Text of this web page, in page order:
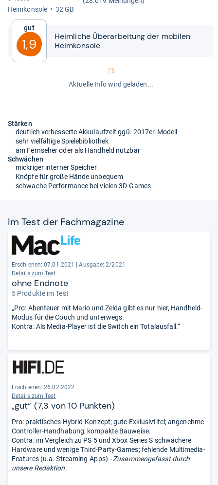
Heim­kon­sole
32 GB
Gut
1,9
Heim­li­che Über­ar­bei­tung der mobi­len
Heim­kon­sole
Aktuelle Info wird geladen...
Stärken
deutlich verbesserte Akkulaufzeit ggü. 2017er-Modell
sehr vielfältige Spielebibliothek
am Fernseher oder als Handheld nutzbar
Schwächen
mickriger interner Speicher
Knöpfe für große Hände unbequem
schwache Performance bei vielen 3D-Games
Im Test der Fach­ma­ga­zine
Erschienen: 07.01.2021
Ausgabe: 2/2021
Details zum Test
ohne Endnote
5 Produkte im Test
„Pro: Abenteuer mit Mario und Zelda gibt es nur hier, Handheld-
Modus für die Couch und unterwegs.
Kontra: Als Media-Player ist die Switch ein Totalausfall.“
Erschienen: 26.02.2022
Details zum Test
„gut“ (7,3 von 10 Punkten)
Pro: praktisches Hybrid-Konzept; gute Exklusivtitel; angenehme
Controller-Handhabung; kompakte Bauweise.
Contra: im Vergleich zu PS 5 und Xbox Series S schwächere
Hardware und wenige Third-Party-Games; fehlende Multimedia-
Features (u.a. Streaming-Apps) - Zusammengefasst durch
unsere Redaktion.